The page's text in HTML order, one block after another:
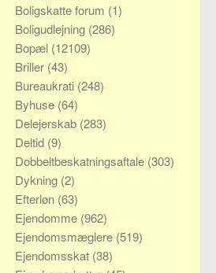
Boligskatte forum (1)
Boligudlejning (286)
Bopæl (12109)
Briller (43)
Bureaukrati (248)
Byhuse (64)
Delejerskab (283)
Deltid (9)
Dobbeltbeskatningsaftale (303)
Dykning (2)
Efterløn (63)
Ejendomme (962)
Ejendomsmæglere (519)
Ejendomsskat (38)